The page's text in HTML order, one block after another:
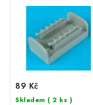
89 Kč
Skladem ( 2 ks )